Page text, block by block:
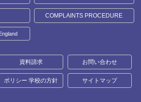
COMPLAINTS PROCEDURE
資料請求 お問い合わせ
ポリシー 学校の方針 サイトマップ